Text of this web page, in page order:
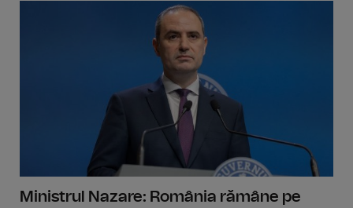
Ministrul Nazare: România rămâne pe